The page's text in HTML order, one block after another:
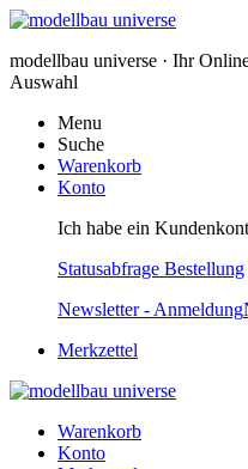
modellbau universe · Ihr
Auswahl
Menu
Suche
Warenkorb
Konto
Ich habe ein
Statusabfrage Bestellung
Newsletter - Anmeldung
Merkzettel
Warenkorb
Konto